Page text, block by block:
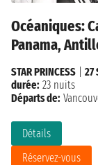
Océaniques:
Panama,
Détails
Réservez-vous
STAR PRINCESS
27
durée: 23 nuits
Départs de: